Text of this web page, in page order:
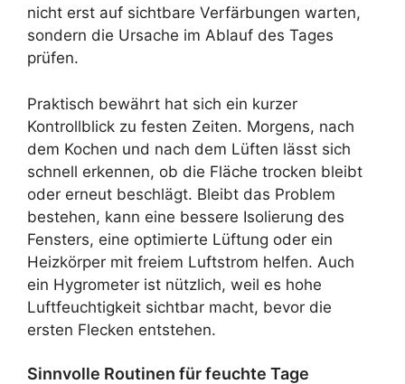
nicht erst auf sichtbare Verfärbungen warten,
sondern die Ursache im Ablauf des Tages
prüfen.
Praktisch bewährt hat sich ein kurzer
Kontrollblick zu festen Zeiten. Morgens, nach
dem Kochen und nach dem Lüften lässt sich
schnell erkennen, ob die Fläche trocken bleibt
oder erneut beschlägt. Bleibt das Problem
bestehen, kann eine bessere Isolierung des
Fensters, eine optimierte Lüftung oder ein
Heizkörper mit freiem Luftstrom helfen. Auch
ein Hygrometer ist nützlich, weil es hohe
Luftfeuchtigkeit sichtbar macht, bevor die
ersten Flecken entstehen.
Sinnvolle Routinen für feuchte Tage